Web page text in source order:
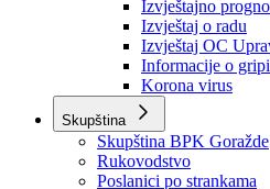
Obavještenja i izvještaji
Obavještenja
Izvještajno
Izvještaj o radu
Izvještaj OC
Informacije o gripi
Korona virus
Skupština